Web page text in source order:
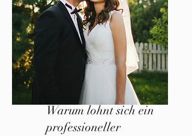
Warum lohnt sich ein
professioneller